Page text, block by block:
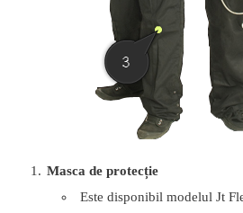
Masca de protecție
Este disponibil modelul Jt